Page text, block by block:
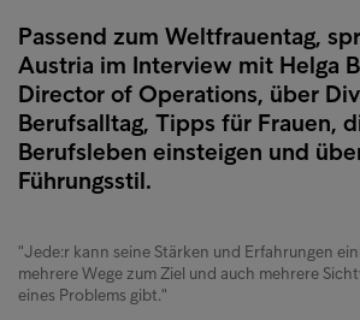
Passend zum Weltfrauentag,
Austria im Interview mit Helga
Director of Operations, über
Berufsalltag, Tipps für Frauen,
Berufsleben einsteigen und
Führungsstil.
"Jede:r kann seine Stärken und Erfahrungen
mehrere Wege zum Ziel und auch mehrere
eines Problems gibt."